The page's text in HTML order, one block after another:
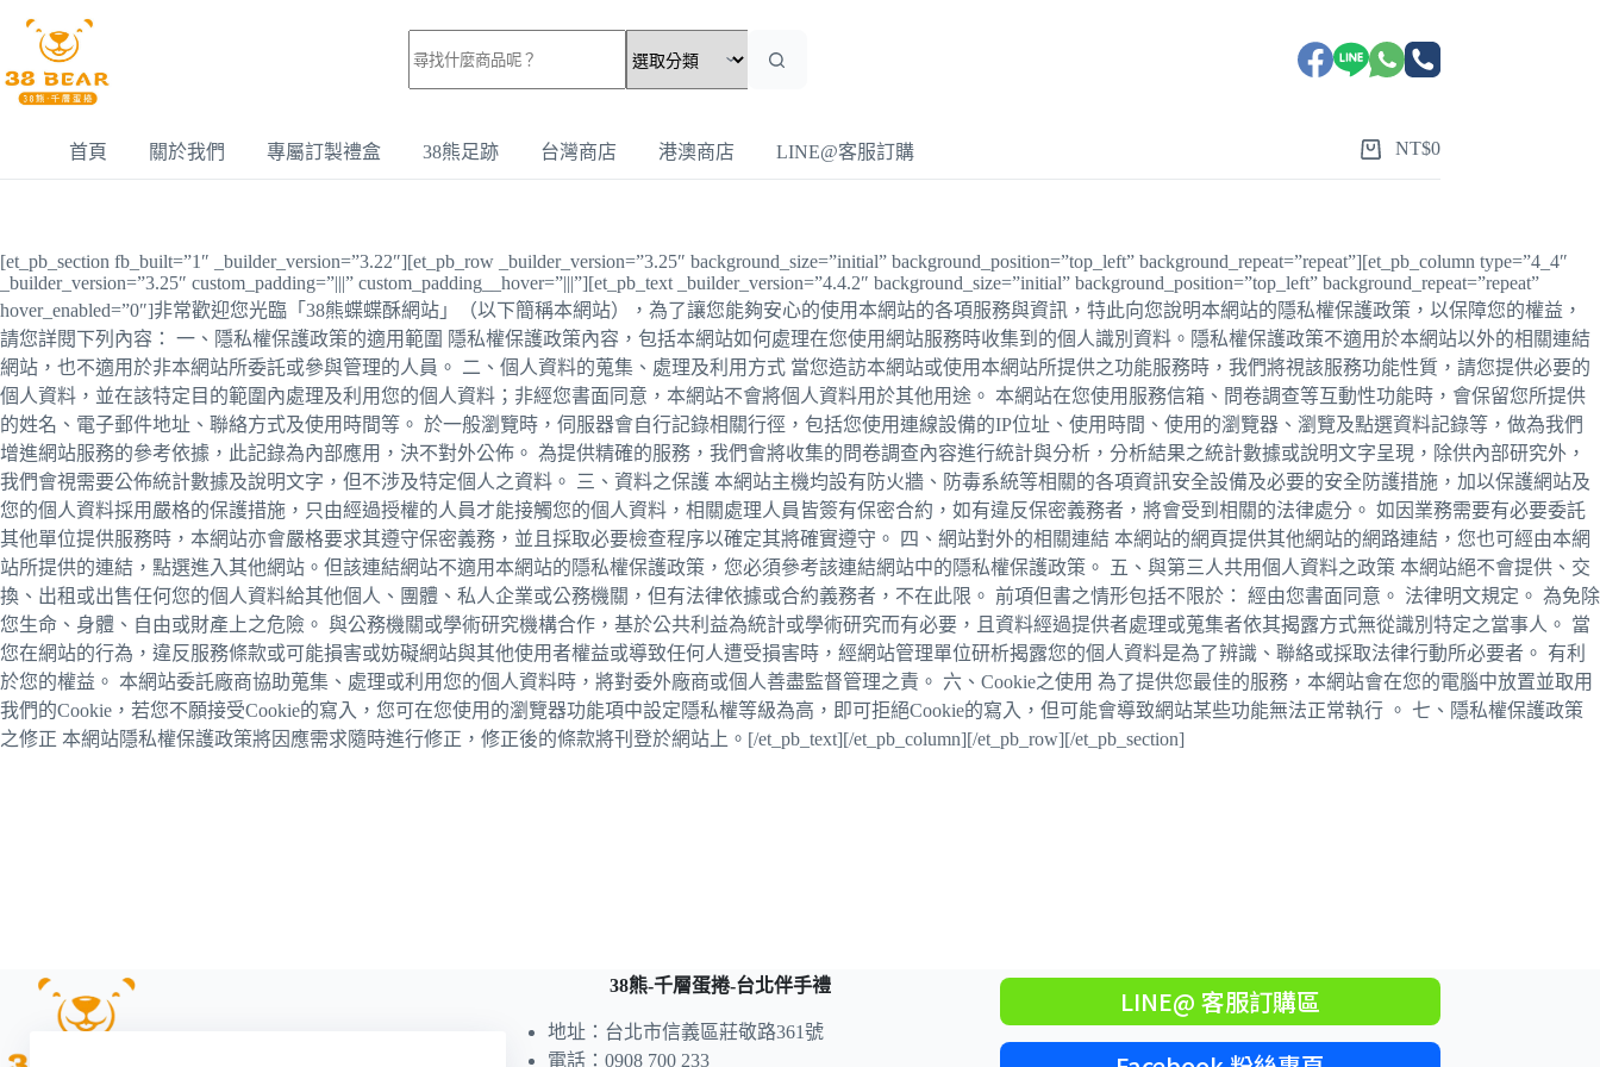
首頁 關於我們 專屬訂製禮盒 38熊足跡 台灣商店 港澳商店 LINE@客服訂購 NT$0
[et_pb_section fb_built=”1″ _builder_version=”3.22″][et_pb_row _builder_version=”3.25″ background_size=”initial” background_position=”top_left” background_repeat=”repeat”][et_pb_column type=”4_4″
_builder_version=”3.25″ custom_padding=”|||” custom_padding__hover=”|||”][et_pb_text _builder_version=”4.4.2″ background_size=”initial” background_position=”top_left” background_repeat=”repeat”
hover_enabled=”0″]非常歡迎您光臨「38熊蝶蝶酥網站」（以下簡稱本網站），為了讓您能夠安心的使用本網站的各項服務與資訊，特此向您說明本網站的隱私權保護政策，以保障您的權益，
請您詳閱下列內容： 一、隱私權保護政策的適用範圍 隱私權保護政策內容，包括本網站如何處理在您使用網站服務時收集到的個人識別資料。隱私權保護政策不適用於本網站以外的相關連結
網站，也不適用於非本網站所委託或參與管理的人員。 二、個人資料的蒐集、處理及利用方式 當您造訪本網站或使用本網站所提供之功能服務時，我們將視該服務功能性質，請您提供必要的
個人資料，並在該特定目的範圍內處理及利用您的個人資料；非經您書面同意，本網站不會將個人資料用於其他用途。 本網站在您使用服務信箱、問卷調查等互動性功能時，會保留您所提供
的姓名、電子郵件地址、聯絡方式及使用時間等。 於一般瀏覽時，伺服器會自行記錄相關行徑，包括您使用連線設備的IP位址、使用時間、使用的瀏覽器、瀏覽及點選資料記錄等，做為我們
增進網站服務的參考依據，此記錄為內部應用，決不對外公佈。 為提供精確的服務，我們會將收集的問卷調查內容進行統計與分析，分析結果之統計數據或說明文字呈現，除供內部研究外，
我們會視需要公佈統計數據及說明文字，但不涉及特定個人之資料。 三、資料之保護 本網站主機均設有防火牆、防毒系統等相關的各項資訊安全設備及必要的安全防護措施，加以保護網站及
您的個人資料採用嚴格的保護措施，只由經過授權的人員才能接觸您的個人資料，相關處理人員皆簽有保密合約，如有違反保密義務者，將會受到相關的法律處分。 如因業務需要有必要委託
其他單位提供服務時，本網站亦會嚴格要求其遵守保密義務，並且採取必要檢查程序以確定其將確實遵守。 四、網站對外的相關連結 本網站的網頁提供其他網站的網路連結，您也可經由本網
站所提供的連結，點選進入其他網站。但該連結網站不適用本網站的隱私權保護政策，您必須參考該連結網站中的隱私權保護政策。 五、與第三人共用個人資料之政策 本網站絕不會提供、交
換、出租或出售任何您的個人資料給其他個人、團體、私人企業或公務機關，但有法律依據或合約義務者，不在此限。 前項但書之情形包括不限於： 經由您書面同意。 法律明文規定。 為免除
您生命、身體、自由或財產上之危險。 與公務機關或學術研究機構合作，基於公共利益為統計或學術研究而有必要，且資料經過提供者處理或蒐集者依其揭露方式無從識別特定之當事人。 當
您在網站的行為，違反服務條款或可能損害或妨礙網站與其他使用者權益或導致任何人遭受損害時，經網站管理單位研析揭露您的個人資料是為了辨識、聯絡或採取法律行動所必要者。 有利
於您的權益。 本網站委託廠商協助蒐集、處理或利用您的個人資料時，將對委外廠商或個人善盡監督管理之責。 六、Cookie之使用 為了提供您最佳的服務，本網站會在您的電腦中放置並取用
我們的Cookie，若您不願接受Cookie的寫入，您可在您使用的瀏覽器功能項中設定隱私權等級為高，即可拒絕Cookie的寫入，但可能會導致網站某些功能無法正常執行 。 七、隱私權保護政策
之修正 本網站隱私權保護政策將因應需求隨時進行修正，修正後的條款將刊登於網站上。[/et_pb_text][/et_pb_column][/et_pb_row][/et_pb_section]
38熊-千層蛋捲-台北伴手禮
地址：台北市信義區莊敬路361號
電話：0908 700 233
LINE@ 客服訂購區